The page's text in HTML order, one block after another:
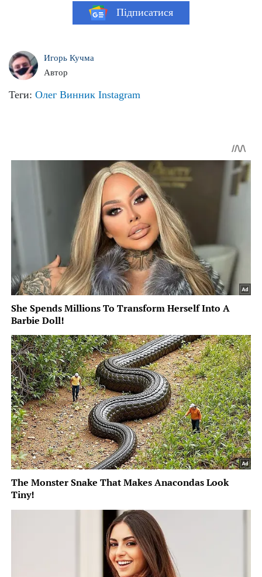
Підписатися
Игорь Кучма
Автор
Теги: Олег Винник Instagram